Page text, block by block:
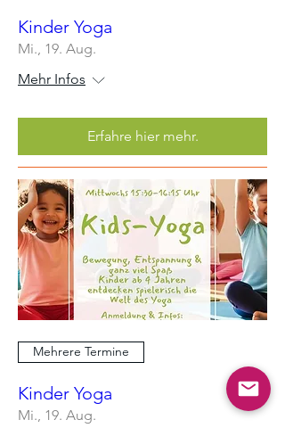
Kinder Yoga
Mi., 19. Aug.
Mehr Infos
Erfahre hier mehr.
Mehrere Termine
Kinder Yoga
Mi., 19. Aug.